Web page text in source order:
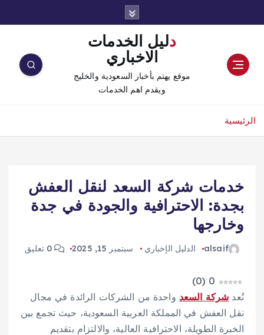
دليل الخدمات
الاخباري
موقع يهتم بأخبار السعودية والخليج
ويقدم اهم الخدمات
الرئيسية
خدمات شركة السعد لنقل العفش
بجدة: الاحترافية والجودة في جدة
وخارجها
alsaif الدليل الإخباري سبتمبر 15, 2025 0 تعليق
0
(
0
)
تُعد شركة السعد واحدة من الشركات الرائدة في مجال
نقل العفش في المملكة العربية السعودية، حيث تجمع بين
الخبرة الطويلة، الاحترافية العالية، والالتزام بتقديم